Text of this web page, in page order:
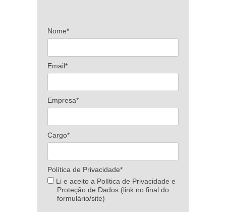
Nome*
Email*
Empresa*
Cargo*
Política de Privacidade*
Li e aceito a Política de Privacidade e
Proteção de Dados (link no final do
formulário/site)